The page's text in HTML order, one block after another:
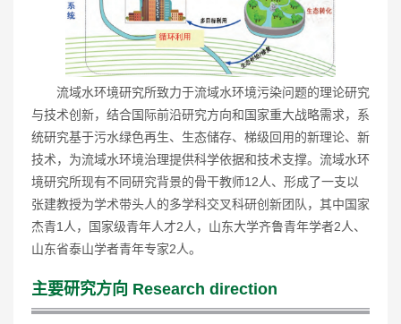
流域水环境研究所致力于流域水环境污染问题的理论研究
与技术创新，结合国际前沿研究方向和国家重大战略需求，系
统研究基于污水绿色再生、生态储存、梯级回用的新理论、新
技术，为流域水环境治理提供科学依据和技术支撑。流域水环
境研究所现有不同研究背景的骨干教师12人、形成了一支以
张建教授为学术带头人的多学科交叉科研创新团队，其中国家
杰青1人，国家级青年人才2人，山东大学齐鲁青年学者2人、
山东省泰山学者青年专家2人。
主要研究方向 Research direction